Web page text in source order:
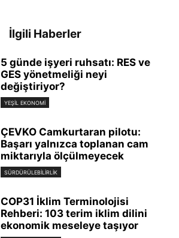
İlgili Haberler
5 günde işyeri ruhsatı: RES ve
GES yönetmeliği neyi
değiştiriyor?
YEŞIL EKONOMI
ÇEVKO Camkurtaran pilotu:
Başarı yalnızca toplanan cam
miktarıyla ölçülmeyecek
SÜRDÜRÜLEBILIRLIK
COP31 İklim Terminolojisi
Rehberi: 103 terim iklim dilini
ekonomik meseleye taşıyor